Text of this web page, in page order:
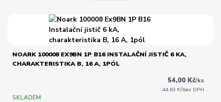
NOARK 100008 EX9BN 1P B16 INSTALAČNÍ JISTIČ 6 KA,
CHARAKTERISTIKA B, 16 A, 1PÓL
54,00 Kč/ks
44,63 Kčbez DPH
SKLADEM